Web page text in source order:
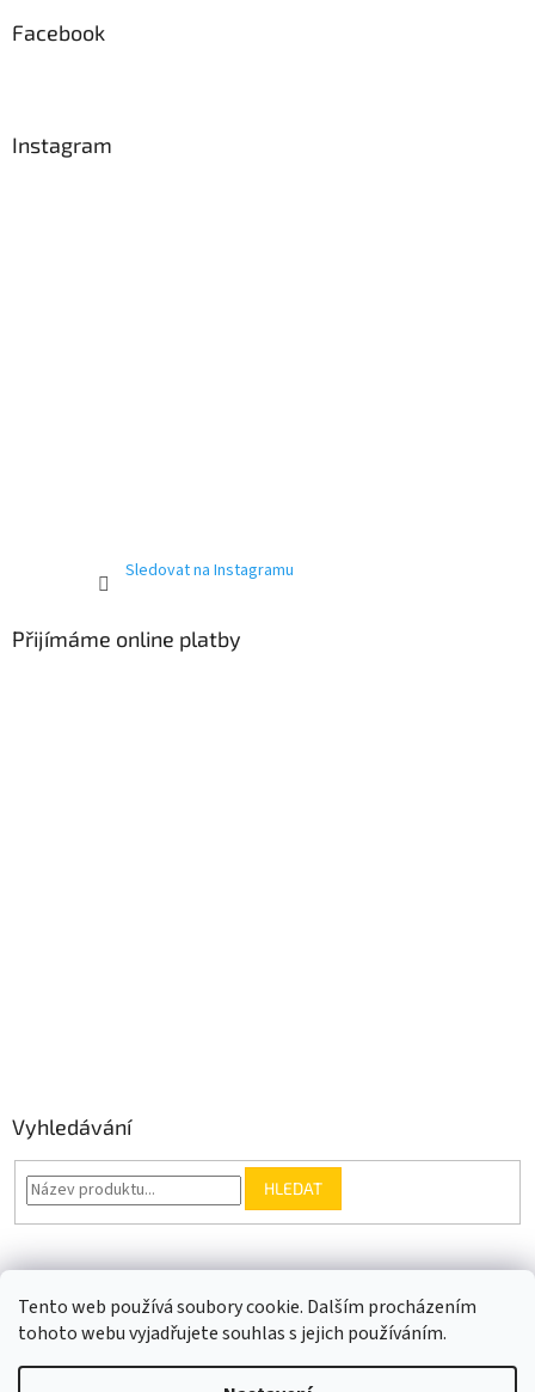
Tento web používá soubory cookie. Dalším procházením
tohoto webu vyjadřujete souhlas s jejich používáním.
Facebook
Instagram
Sledovat na Instagramu
Přijímáme online platby
Vyhledávání
HLEDAT